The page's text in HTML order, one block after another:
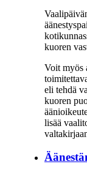
kuoren
Voit myös
eli tehdä
kuoren
lisää